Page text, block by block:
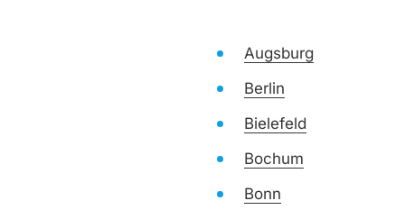
Augsburg
Berlin
Bielefeld
Bochum
Bonn